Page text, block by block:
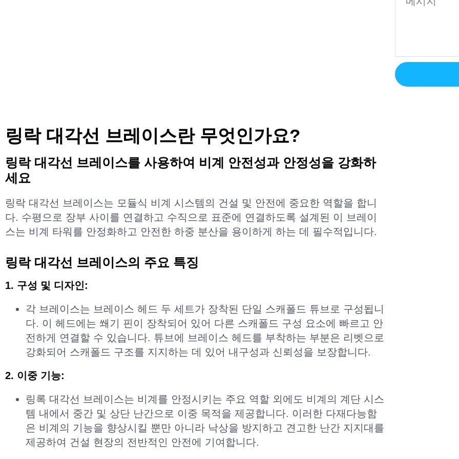
링락 대각선 브레이스란 무엇인가요?
링락 대각선 브레이스를 사용하여 비계 안전성과 안정성을 강화하
세요
링락 대각선 브레이스는 모듈식 비계 시스템의 건설 및 안전에 중요한 역할을 합니
다. 수평으로 장부 사이를 연결하고 수직으로 표준에 연결하도록 설계된 이 브레이
스는 비계 타워를 안정화하고 안전한 하중 분산을 용이하게 하는 데 필수적입니다.
링락 대각선 브레이스의 주요 특징
1. 구성 및 디자인:
각 브레이스는 브레이스 헤드 두 세트가 장착된 단일 스캐폴드 튜브로 구성됩니
다. 이 헤드에는 쐐기 핀이 장착되어 있어 다른 스캐폴드 구성 요소에 빠르고 안
전하게 연결할 수 있습니다. 튜브에 브레이스 헤드를 부착하는 부분은 리벳으로
강화되어 스캐폴드 구조를 지지하는 데 있어 내구성과 신뢰성을 보장합니다.
2. 이중 기능:
링록 대각선 브레이스는 비계를 안정시키는 주요 역할 외에도 비계의 계단 시스
템 내에서 중간 및 상단 난간으로 이중 목적을 제공합니다. 이러한 다재다능함
은 비계의 기능을 향상시킬 뿐만 아니라 낙상을 방지하고 견고한 난간 지지대를
제공하여 건설 현장의 전반적인 안전에 기여합니다.